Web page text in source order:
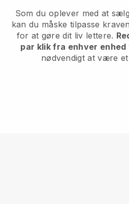
Som du oplever med at
kan du måske tilpasse
for at gøre dit liv lettere.
par klik fra enhver
nødvendigt at være